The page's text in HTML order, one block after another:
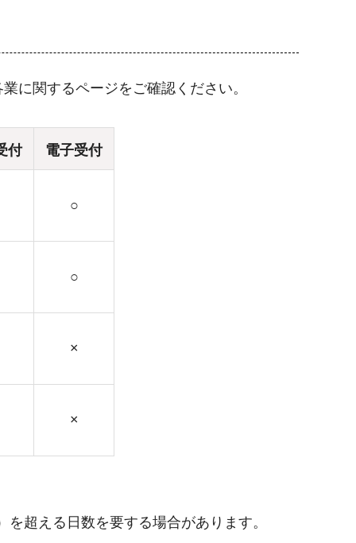
に関するページをご確認ください。
付 電子受付
○
○
×
×
超える日数を要する場合があります。